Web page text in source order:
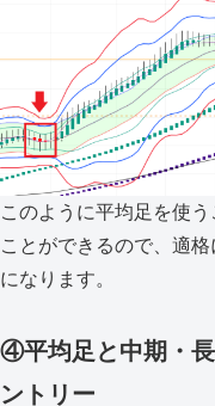
このように平均足を使
ことができるので、適
になります。
④平均足と中期・
ントリー